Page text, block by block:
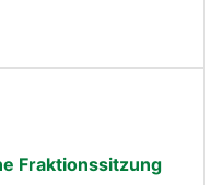
Fraktionssitzung